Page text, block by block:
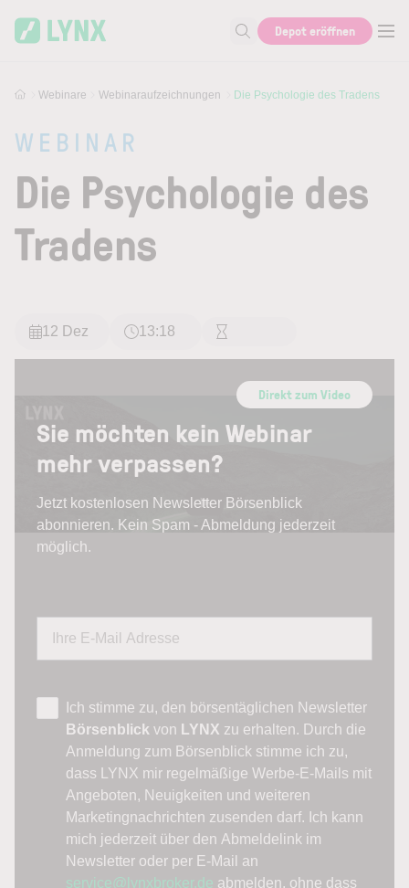
Suche nach Aktie, Autor...
Depot eröffnen
Webinare Webinaraufzeichnungen Die Psychologie des Tradens
WEBINAR
Die Psychologie des
Tradens
12 Dez 13:18
Direkt zum Video
Sie möchten kein Webinar
mehr verpassen?
Jetzt kostenlosen Newsletter Börsenblick
abonnieren. Kein Spam - Abmeldung jederzeit
möglich.
Ich stimme zu, den börsentäglichen Newsletter
Börsenblick von LYNX zu erhalten. Durch die
Anmeldung zum Börsenblick stimme ich zu,
dass LYNX mir regelmäßige Werbe-E-Mails mit
Angeboten, Neuigkeiten und weiteren
Marketingnachrichten zusenden darf. Ich kann
mich jederzeit über den Abmeldelink im
Newsletter oder per E-Mail an
service@lynxbroker.de abmelden, ohne dass